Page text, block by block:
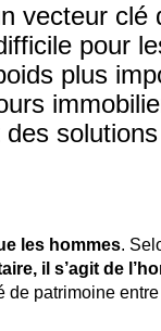
vecteur clé
pour
plus
les hommes.
il s’agit de
de patrimoine